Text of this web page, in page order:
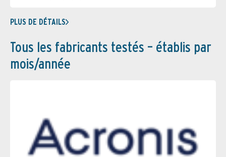
PLUS DE DÉTAILS
Tous les fabricants testés – établis par
mois/année